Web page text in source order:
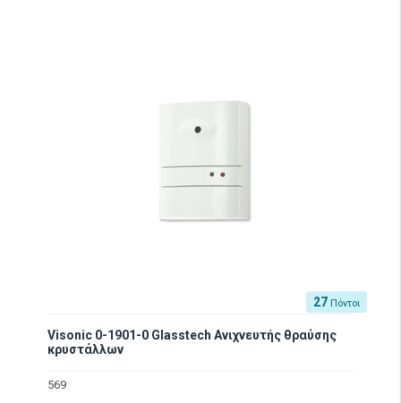
27 Πόντοι
Visonic 0-1901-0 Glasstech Aνιχνευτής θραύσης
κρυστάλλων
569